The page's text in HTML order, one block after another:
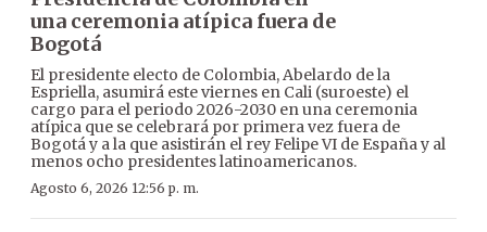
una ceremonia atípica fuera de
Bogotá
El presidente electo de Colombia, Abelardo de la
Espriella, asumirá este viernes en Cali (suroeste) el
cargo para el periodo 2026-2030 en una ceremonia
atípica que se celebrará por primera vez fuera de
Bogotá y a la que asistirán el rey Felipe VI de España y al
menos ocho presidentes latinoamericanos.
Agosto 6, 2026 12:56 p. m.